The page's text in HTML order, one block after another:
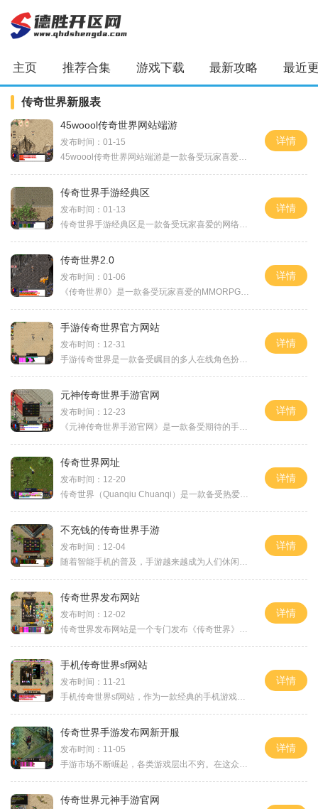
主页 推荐合集 游戏下载 最新攻略 最近
传奇世界新服表
45woool传奇世界网站端游
发布时间：01-15
45woool传奇世界网站端游是一款备受玩家喜爱的经典传世游戏。游戏中有着丰富多样的玩法和精彩激烈的战斗，吸引了许多玩家的关注和喜爱。下面将为大家详细介绍这款游戏的具体玩法
详情
传奇世界手游经典区
发布时间：01-13
传奇世界手游经典区是一款备受玩家喜爱的网络游戏，由完美世界开发与发行。该游戏以中世纪奇幻的背景为基础，为玩家打造了一个真实、广阔的游戏世界。作为传奇系列游戏的继承
详情
传奇世界2.0
发布时间：01-06
《传奇世界0》是一款备受玩家喜爱的MMORPG游戏。本文将介绍该游戏的具体玩法，包括角色创建、任务系统、副本和PVP等内容。首先是角色创建。在《传奇世界0》中，玩家可以根据自己的
详情
手游传奇世界官方网站
发布时间：12-31
手游传奇世界是一款备受瞩目的多人在线角色扮演游戏，其官方网站为玩家提供了丰富的游戏信息和社区交流平台。作为一款高度自由、开放性极强的游戏，传奇世界为玩家们带来了真
详情
元神传奇世界手游官网
发布时间：12-23
《元神传奇世界手游官网》是一款备受期待的手机游戏，它延续了经典的传奇世界游戏，为玩家带来了全新的游戏体验。在这个官方网站中，我们可以找到丰富的游戏资讯、具体玩法介
详情
传奇世界网址
发布时间：12-20
传奇世界（Quanqiu Chuanqi）是一款备受热爱游戏的玩家喜欢的多人在线角色扮演游戏（MMORPG）。本游戏设定在一个幻想的古代世界中，玩家可以选择自己的角色，并在广阔的冒险世界中展
详情
不充钱的传奇世界手游
发布时间：12-04
随着智能手机的普及，手游越来越成为人们休闲娱乐的首选。而传奇世界手游作为一款经典的网络游戏，也迅速登上了手机平台。许多手游因为强制性充值而受到玩家的诟病。而今，有
详情
传奇世界发布网站
发布时间：12-02
传奇世界发布网站是一个专门发布《传奇世界》游戏资讯和更新内容的平台。作为经典的网游之一，《传奇世界》拥有众多忠实的玩家，从游戏上线至今已经过去了许多年，但依然保持
详情
手机传奇世界sf网站
发布时间：11-21
手机传奇世界sf网站，作为一款经典的手机游戏，以其独特的玩法和精彩的剧情征服了无数玩家的心。在这个虚拟的世界中，玩家可以化身为勇敢的英雄，探索未知的冒险，战胜强大的怪
详情
传奇世界手游发布网新开服
发布时间：11-05
手游市场不断崛起，各类游戏层出不穷。在这众多游戏中，“传奇世界手游”一直以其独特的玩法和丰富的内容吸引着许多玩家的关注。“传奇世界手游发布网”即将迎来一次全新的开
详情
传奇世界元神手游官网